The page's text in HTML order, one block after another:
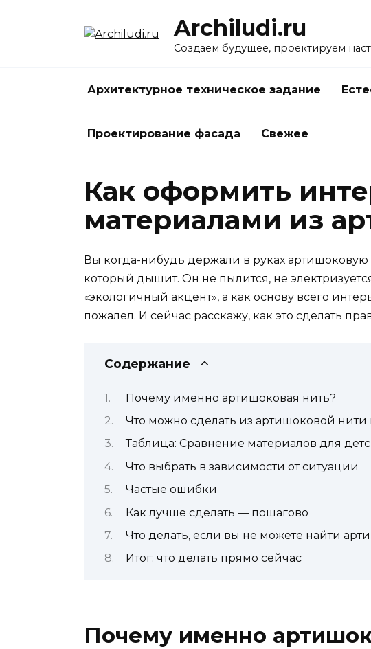
Archiludi.ru
Создаем будущее, проектируем
Архитектурное техническое задание
Проектирование фасада Свежее
Как оформить
материалами из
Вы когда-нибудь держали в руках
который дышит. Он не пылится, не
«экологичный акцент», а как основу всего
пожалел. И сейчас расскажу, как это сделать
Содержание
Почему именно артишоковая нить?
Что можно сделать из артишоковой нити
Таблица: Сравнение материалов для
Что выбрать в зависимости от ситуации
Частые ошибки
Как лучше сделать — пошагово
Что делать, если вы не можете найти
Итог: что делать прямо сейчас
Почему именно